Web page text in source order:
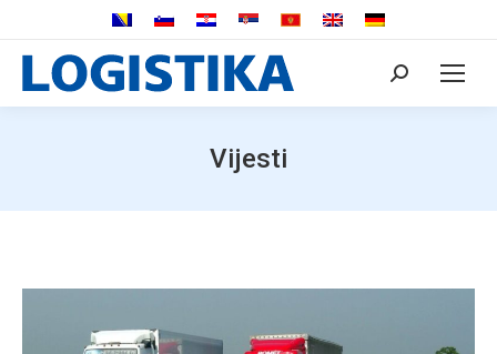
Search:
Vijesti